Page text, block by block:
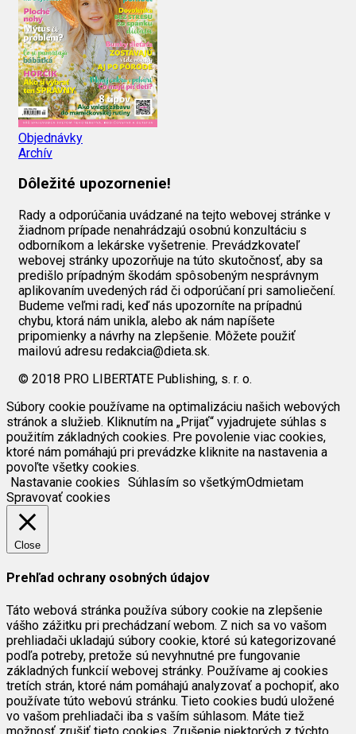
Objednávky
Archív
Dôležité upozornenie!
Rady a odporúčania uvádzané na tejto webovej stránke v
žiadnom prípade nenahrádzajú osobnú konzultáciu s
odborníkom a lekárske vyšetrenie. Prevádzkovateľ
webovej stránky upozorňuje na túto skutočnosť, aby sa
predišlo prípadným škodám spôsobeným nesprávnym
aplikovaním uvedených rád či odporúčaní pri samoliečení.
Budeme veľmi radi, keď nás upozorníte na prípadnú
chybu, ktorá nám unikla, alebo ak nám napíšete
pripomienky a návrhy na zlepšenie. Môžete použiť
mailovú adresu redakcia@dieta.sk.
© 2018 PRO LIBERTATE Publishing, s. r. o.
Súbory cookie používame na optimalizáciu našich webových
stránok a služieb. Kliknutím na „Prijať“ vyjadrujete súhlas s
použitím základných cookies. Pre povolenie viac cookies,
ktoré nám pomáhajú pri prevádzke kliknite na nastavenia a
povoľte všetky cookies.
Nastavanie cookies Súhlasím so všetkýmOdmietam
Spravovať cookies
Close
Prehľad ochrany osobných údajov
Táto webová stránka používa súbory cookie na zlepšenie
vášho zážitku pri prechádzaní webom. Z nich sa vo vašom
prehliadači ukladajú súbory cookie, ktoré sú kategorizované
podľa potreby, pretože sú nevyhnutné pre fungovanie
základných funkcií webovej stránky. Používame aj cookies
tretích strán, ktoré nám pomáhajú analyzovať a pochopiť, ako
používate túto webovú stránku. Tieto cookies budú uložené
vo vašom prehliadači iba s vaším súhlasom. Máte tiež
možnosť zrušiť tieto cookies. Zrušenie niektorých z týchto